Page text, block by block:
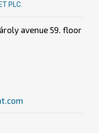
PLC.
avenue 59. floor